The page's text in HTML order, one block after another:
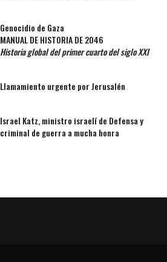
Genocidio de Gaza
MANUAL DE HISTORIA DE 2046
Historia global del primer cuarto del siglo XXI
Llamamiento urgente por Jerusalén
Israel Katz, ministro israelí de Defensa y
criminal de guerra a mucha honra